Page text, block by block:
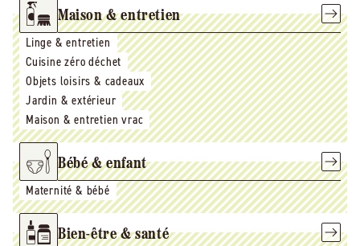
Maison & entretien
Linge & entretien
Cuisine zéro déchet
Objets loisirs & cadeaux
Jardin & extérieur
Maison & entretien vrac
Bébé & enfant
Maternité & bébé
Bien-être & santé